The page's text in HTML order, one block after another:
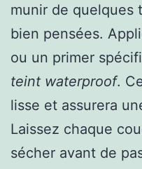
munir de quelques
bien pensées.
ou un primer
teint waterproof.
lisse et assurera
Laissez chaque
sécher avant de